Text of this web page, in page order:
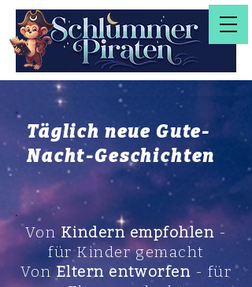
Täglich neue Gute-
Nacht-Geschichten
Von Kindern empfohlen -
für Kinder gemacht
VonEltern entworfen - für